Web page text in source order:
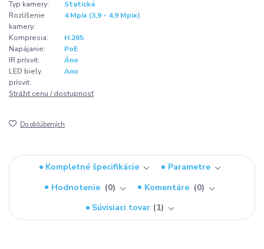
Typ kamery:
Statická
Rozlíšenie
kamery:
4 Mpix (3,9 - 4,9 Mpix)
Kompresia:
H.265
Napájanie:
PoE
IR prísvit:
Áno
LED biely
prísvit:
Ano
Strážiť cenu / dostupnosť
Do obľúbených
Kompletné špecifikácie
Parametre
Hodnotenie
0 Komentáre
0
Súvisiaci tovar
1